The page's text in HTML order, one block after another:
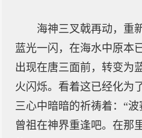
海神三叉戟再动，重
蓝光一闪，在海水中原本
出现在唐三面前，转变为
火闪烁。看着这已经化为
三心中暗暗的祈祷着：“
曾祖在神界重逢吧。在那